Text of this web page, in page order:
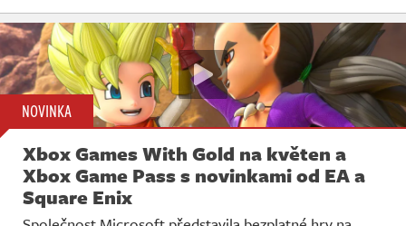
NOVINKA
Xbox Games With Gold na květen a
Xbox Game Pass s novinkami od EA a
Square Enix